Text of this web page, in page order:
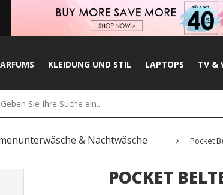
KLEIDUNG UND STIL LAPTOPS TV &
& Nachtwäsche Pocket
POCKET